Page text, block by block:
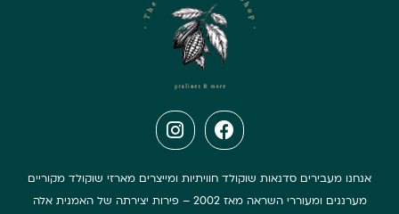
אנחנו מעבירים סדנאות שוקולד חוויתיות ומייצרים מארזי שוקולד מקוריים
מערננים ומעוררי השראה מאז 2002 – פירות יצירתה של האמנית אלה